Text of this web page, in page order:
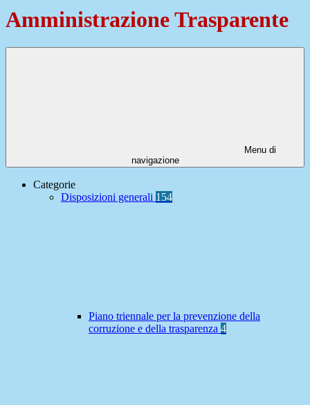
Amministrazione Trasparente
Menu di
navigazione
Categorie
Disposizioni generali 154
Piano triennale per la prevenzione della
corruzione e della trasparenza 4